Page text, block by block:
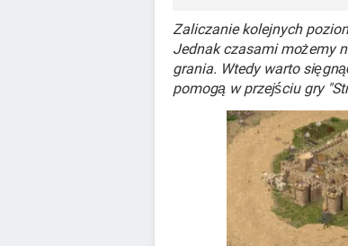
Zaliczanie kolejnych
Jednak czasami możemy
grania. Wtedy warto
pomogą w przejściu gry